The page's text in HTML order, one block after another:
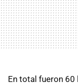
En total fueron 60